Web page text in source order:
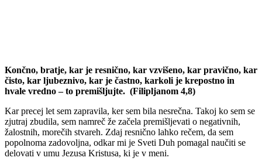
Končno, bratje, kar je resnično, kar vzvišeno, kar pravično, kar
čisto, kar ljubeznivo, kar je častno, karkoli je krepostno in
hvale vredno – to premišljujte. (Filipljanom 4,8)
Kar precej let sem zapravila, ker sem bila nesrečna. Takoj ko sem se
zjutraj zbudila, sem namreč že začela premišljevati o negativnih,
žalostnih, morečih stvareh. Zdaj resnično lahko rečem, da sem
popolnoma zadovoljna, odkar mi je Sveti Duh pomagal naučiti se
delovati v umu Jezusa Kristusa, ki je v meni.